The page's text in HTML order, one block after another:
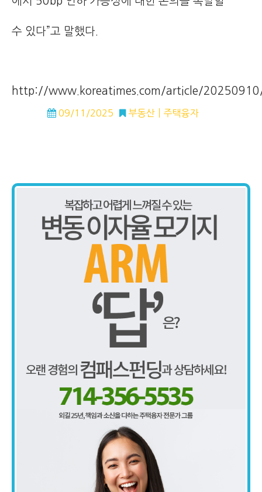
수 있다”고 말했다.
http://www.koreatimes.com/article/
09/11/2025 부동산 주택융자